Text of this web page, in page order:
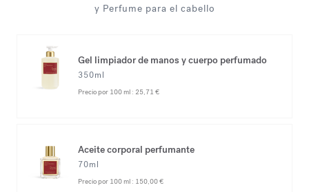
y Perfume para el cabello
Gel limpiador de manos y cuerpo perfumado
350ml
Precio por 100 ml : 25,71 €
Aceite corporal perfumante
70ml
Precio por 100 ml : 150,00 €